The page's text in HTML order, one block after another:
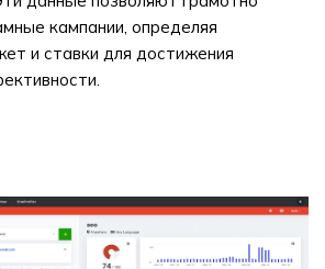
кампании, определяя
и ставки для достижения